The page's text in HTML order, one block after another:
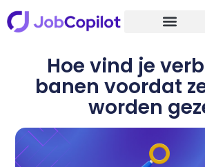
Hoe vind je
banen voordat
worden